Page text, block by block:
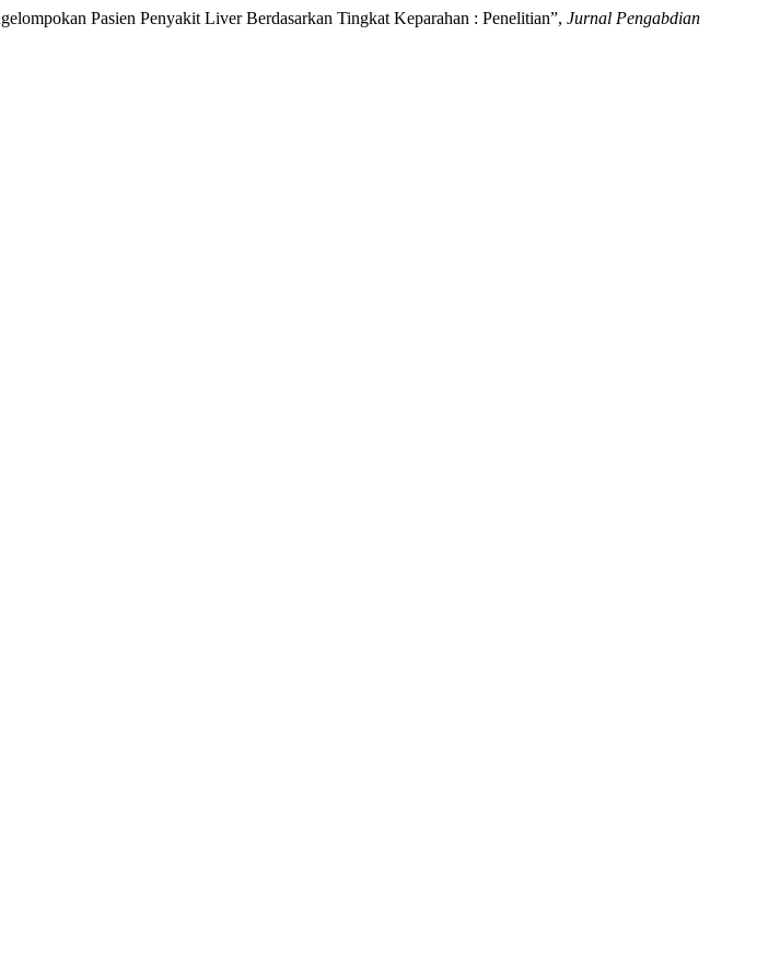
Pasien Penyakit Liver Berdasarkan Tingkat Keparahan : Penelitian”, Jurnal Pengabdian